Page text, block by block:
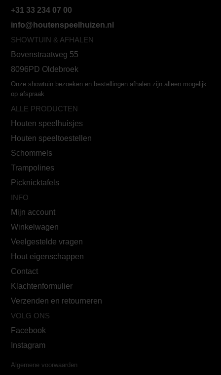
+31 33 234 07 00
info@houtenspeelhuizen.nl
SHOWTUIN & AFHALEN
Bovenstraatweg 55
8096PD Oldebroek
Onze showtuin bezoeken en bestellingen afhalen zijn alleen mogelijk
op afspraak
ALLE PRODUCTEN
Houten speelhuisjes
Houten speeltoestellen
Schommels
Trampolines
Picknicktafels
INFO
Mijn account
Winkelwagen
Veelgestelde vragen
Hout eigenschappen
Contact
Klachtenformulier
Verzenden en retourneren
VOLG ONS
Facebook
Instagram
Algemene voorwaarden